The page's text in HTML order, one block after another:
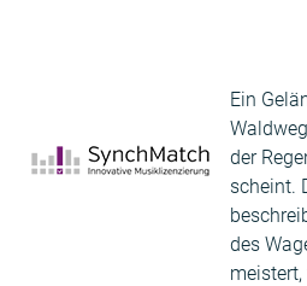
Ein
der
scheint.
des